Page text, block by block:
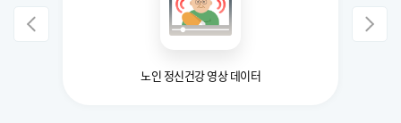
노인 정신건강 영상 데이터